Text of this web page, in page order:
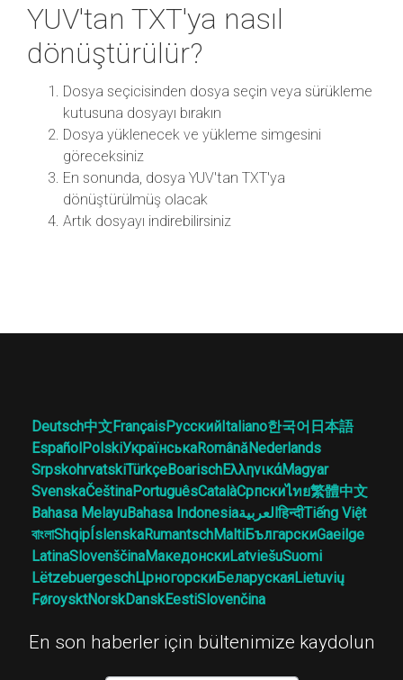
YUV'tan TXT'ya nasıl
dönüştürülür?
Dosya seçicisinden dosya seçin veya sürükleme
kutusuna dosyayı bırakın
Dosya yüklenecek ve yükleme simgesini
göreceksiniz
En sonunda, dosya YUV'tan TXT'ya
dönüştürülmüş olacak
Artık dosyayı indirebilirsiniz
Deutsch中文FrançaisРусскийItaliano한국어 日本語
EspañolPolskiУкраїнськаRomânăNederlands
SrpskohrvatskiTürkçeBoarischΕλληνικάMagyar
SvenskaČeštinaPortuguêsCatalàСрпскиไทย繁體中文
Bahasa MelayuBahasa Indonesiaالعربيةहिन्दीTiếng Việt
বাংলাShqipÍslenskaRumantschMaltiБългарскиGaeilge
LatinaSlovenščinaМакедонскиLatviešuSuomi
LëtzebuergeschЦрногорскиБеларускаяLietuvių
FøroysktNorskDanskEestiSlovenčina
En son haberler için bültenimize kaydolun